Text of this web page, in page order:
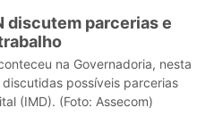
discutem parcerias e
na Governadoria, nesta
possíveis parcerias
(IMD). (Foto: Assecom)